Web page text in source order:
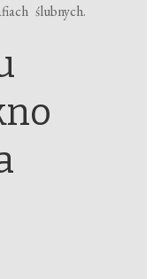
ślubnych.